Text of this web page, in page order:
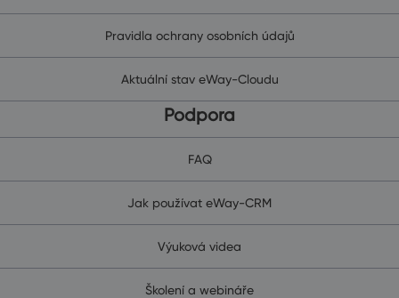
Pravidla ochrany osobních údajů
Aktuální stav eWay-Cloudu
Podpora
FAQ
Jak používat eWay-CRM
Výuková videa
Školení a webináře